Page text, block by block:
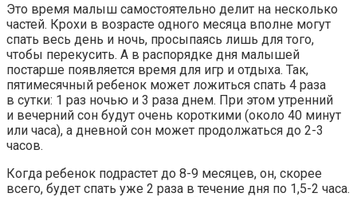
Это время малыш самостоятельно делит на несколько
частей. Крохи в возрасте одного месяца вполне могут
спать весь день и ночь, просыпаясь лишь для того,
чтобы перекусить. А в распорядке дня малышей
постарше появляется время для игр и отдыха. Так,
пятимесячный ребенок может ложиться спать 4 раза
в сутки: 1 раз ночью и 3 раза днем. При этом утренний
и вечерний сон будут очень короткими (около 40 минут
или часа), а дневной сон может продолжаться до 2-3
часов.
Когда ребенок подрастет до 8-9 месяцев, он, скорее
всего, будет спать уже 2 раза в течение дня по 1,5-2 часа.